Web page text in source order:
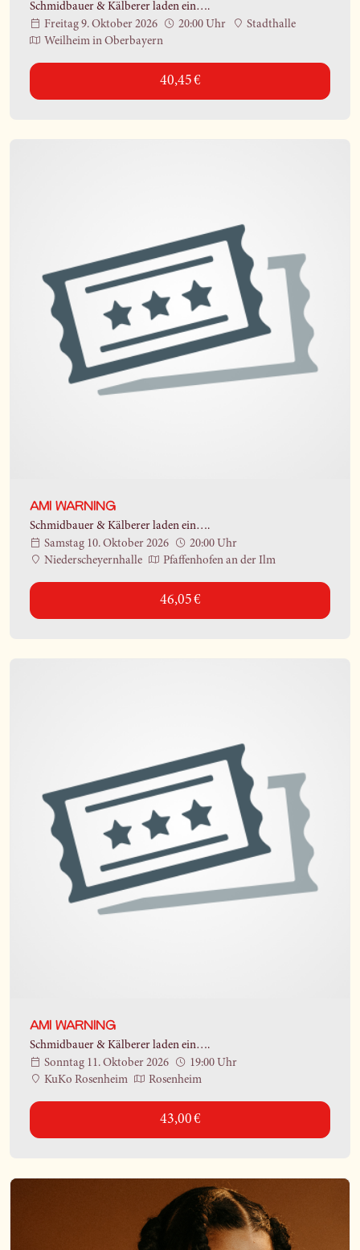
Schmidbauer & Kälberer laden ein….
Freitag 9. Oktober 2026
20:00 Uhr
Stadthalle
Weilheim in Oberbayern
40,45 €
AMI WARNING
Schmidbauer & Kälberer laden ein….
Samstag 10. Oktober 2026
20:00 Uhr
Niederscheyernhalle
Pfaffenhofen an der Ilm
46,05 €
AMI WARNING
Schmidbauer & Kälberer laden ein….
Sonntag 11. Oktober 2026
19:00 Uhr
KuKo Rosenheim
Rosenheim
43,00 €